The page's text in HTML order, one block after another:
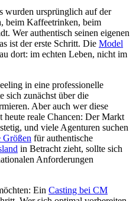
wurden ursprünglich auf der
beim Kaffeetrinken, beim
Wer authentisch seinen eigenen
ist der erste Schritt. Die Model
dort: im echten Leben, nicht im
in eine professionelle
sich zunächst über die
Aber auch wer diese
heute reale Chancen: Der Markt
und viele Agenturen suchen
Größen für authentische
in Betracht zieht, sollte sich
Anforderungen
Ein Casting bei CM